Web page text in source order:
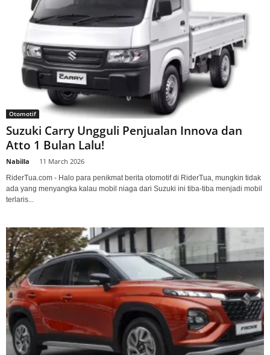
Otomotif
Suzuki Carry Ungguli Penjualan Innova dan
Atto 1 Bulan Lalu!
Nabilla 11 March 2026
RiderTua.com - Halo para penikmat berita otomotif di RiderTua, mungkin tidak
ada yang menyangka kalau mobil niaga dari Suzuki ini tiba-tiba menjadi mobil
terlaris...